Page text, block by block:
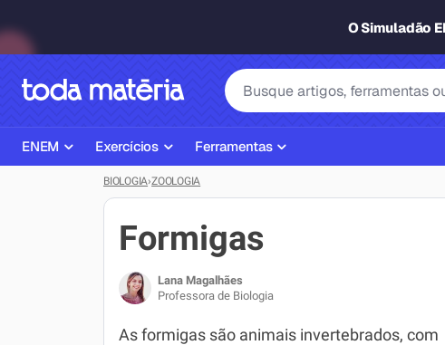
O Simuladão
ENEM
Página Inicial ENEM
Plano de Estudos
Corretor de Redação
Exercícios ENEM
Exercícios
ENEM
Matemática
História
Biologia
Ferramentas
Corretor de Redação
Exercícios
Gerador Referências Bibliográficas
BIOLOGIA›ZOOLOGIA
Formigas
Lana Magalhães
Professora de Biologia
As formigas são animais invertebrados, com